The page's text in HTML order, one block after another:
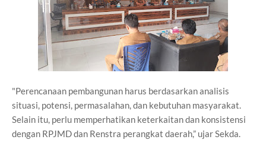
"Perencanaan pembangunan harus berdasarkan analisis
situasi, potensi, permasalahan, dan kebutuhan masyarakat.
Selain itu, perlu memperhatikan keterkaitan dan konsistensi
dengan RPJMD dan Renstra perangkat daerah,” ujar Sekda.